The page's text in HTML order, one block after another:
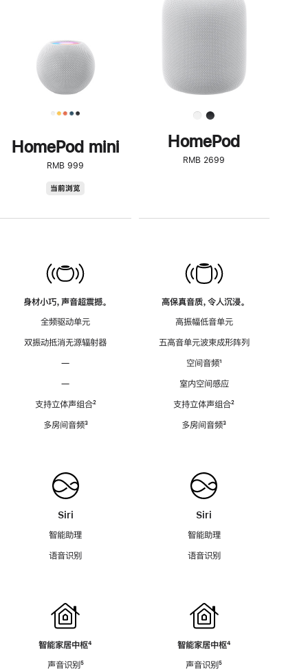
HomePod mini
RMB 999
当前浏览
身材小巧，声音超震撼。
全频驱动单元
双振动抵消无源辐射器
—
—
支持立体声组合脚
²
多房间音频脚
³
Siri
智能助理
语音识别
智能家居中枢脚
⁴
声音识别脚
⁵
了
解
HomePod<
HomePod
RMB 2699
高保真音质，令人沉浸。
高振幅低音单元
五高音单元波束成形阵列
空间音频脚
¹
室内空间感应
支持立体声组合脚
²
多房间音频脚
³
Siri
智能助理
语音识别
智能家居中枢脚
⁴
声音识别脚
⁵